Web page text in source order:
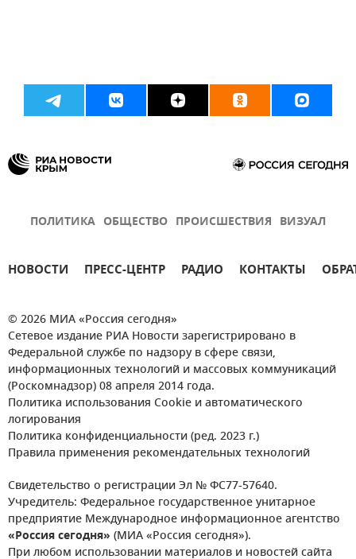
ПОЛИТИКА ОБЩЕСТВО ПРОИСШЕСТВИЯ ВИЗУАЛ
НОВОСТИ ПРЕСС-ЦЕНТР РАДИО КОНТАКТЫ
© 2026 МИА «Россия сегодня»
Сетевое издание РИА Новости зарегистрировано в
Федеральной службе по надзору в сфере связи,
информационных технологий и массовых коммуникаций
(Роскомнадзор) 08 апреля 2014 года.
Политика использования Cookie и автоматического
логирования
Политика конфиденциальности (ред. 2023 г.)
Правила применения рекомендательных технологий
Свидетельство о регистрации Эл № ФС77-57640.
Учредитель: Федеральное государственное унитарное
предприятие Международное информационное агентство
«Россия сегодня» (МИА «Россия сегодня»).
При любом использовании материалов и новостей сайта